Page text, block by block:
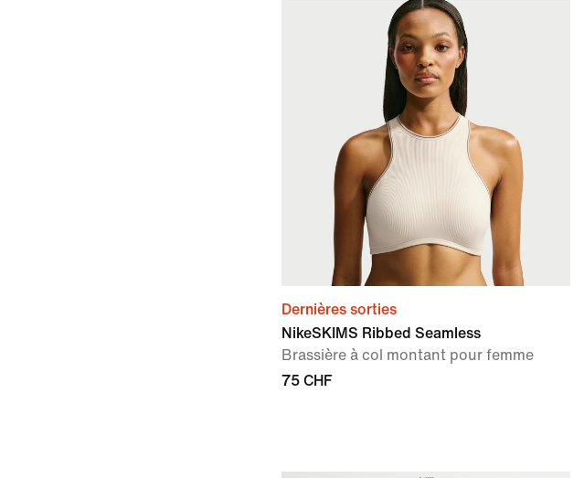
Dernières sorties
NikeSKIMS Ribbed Seamless
Brassière à col montant pour femme
75 CHF